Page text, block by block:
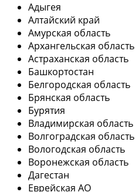
Адыгея
Алтайский край
Амурская область
Архангельская область
Астраханская область
Башкортостан
Белгородская область
Брянская область
Бурятия
Владимирская область
Волгоградская область
Вологодская область
Воронежская область
Дагестан
Еврейская АО